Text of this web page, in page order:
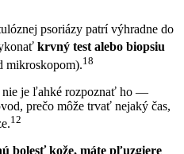
psoriázy patrí výhradne do
krvný test alebo biopsiu
mikroskopom).18
nie je ľahké rozpoznať ho —
prečo môže trvať nejaký čas,
12
bolesť kože, máte pľuzgiere